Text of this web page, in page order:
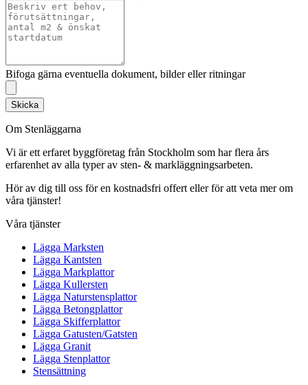
Bifoga gärna eventuella dokument, bilder eller ritningar
Skicka
Om Stenläggarna
Vi är ett erfaret byggföretag från Stockholm som har flera års
erfarenhet av alla typer av sten- & markläggningsarbeten.
Hör av dig till oss för en kostnadsfri offert eller för att veta mer om
våra tjänster!
Våra tjänster
Lägga Marksten
Lägga Kantsten
Lägga Markplattor
Lägga Kullersten
Lägga Naturstensplattor
Lägga Betongplattor
Lägga Skifferplattor
Lägga Gatusten/Gatsten
Lägga Granit
Lägga Stenplattor
Stensättning